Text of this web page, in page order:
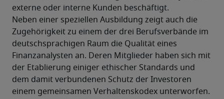
externe oder interne Kunden beschäftigt.
Neben einer speziellen Ausbildung zeigt auch die
Zugehörigkeit zu einem der drei Berufsverbände im
deutschsprachigen Raum die Qualität eines
Finanzanalysten an. Deren Mitglieder haben sich mit
der Etablierung einiger ethischer Standards und
dem damit verbundenen Schutz der Investoren
einem gemeinsamen Verhaltenskodex unterworfen.